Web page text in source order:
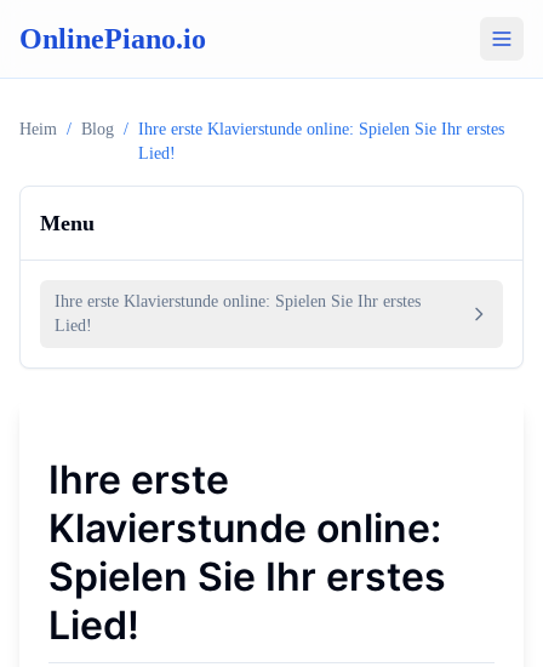
OnlinePiano.io
Heim / Blog / Ihre erste Klavierstunde online: Spielen Sie Ihr erstes
Lied!
Menu
Ihre erste Klavierstunde online: Spielen Sie Ihr erstes
Lied!
Ihre erste
Klavierstunde online:
Spielen Sie Ihr erstes
Lied!